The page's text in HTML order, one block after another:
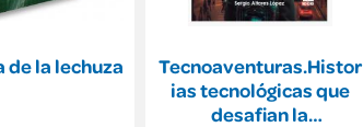
de la lechuza
Tecnoaventuras.Histor
ias tecnológicas que
desafian la